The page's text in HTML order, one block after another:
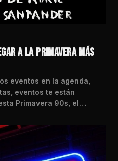
A LA PRIMAVERA MÁS
eventos en la agenda,
eventos te están
Primavera 90s, el…